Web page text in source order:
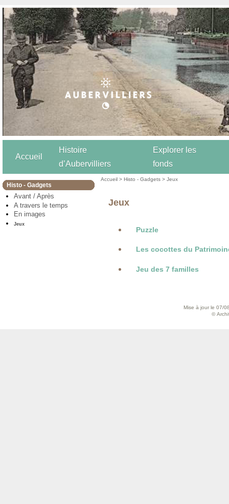
Accueil
Histoire
d’Aubervilliers
Explorer les
fonds
Histo - Gadgets
Avant / Après
A travers le temps
En images
Jeux
Accueil >Histo - Gadgets > Jeux
Jeux
Puzzle
Les cocottes du
Jeu des 7 familles
Mise à jour le 07/
©